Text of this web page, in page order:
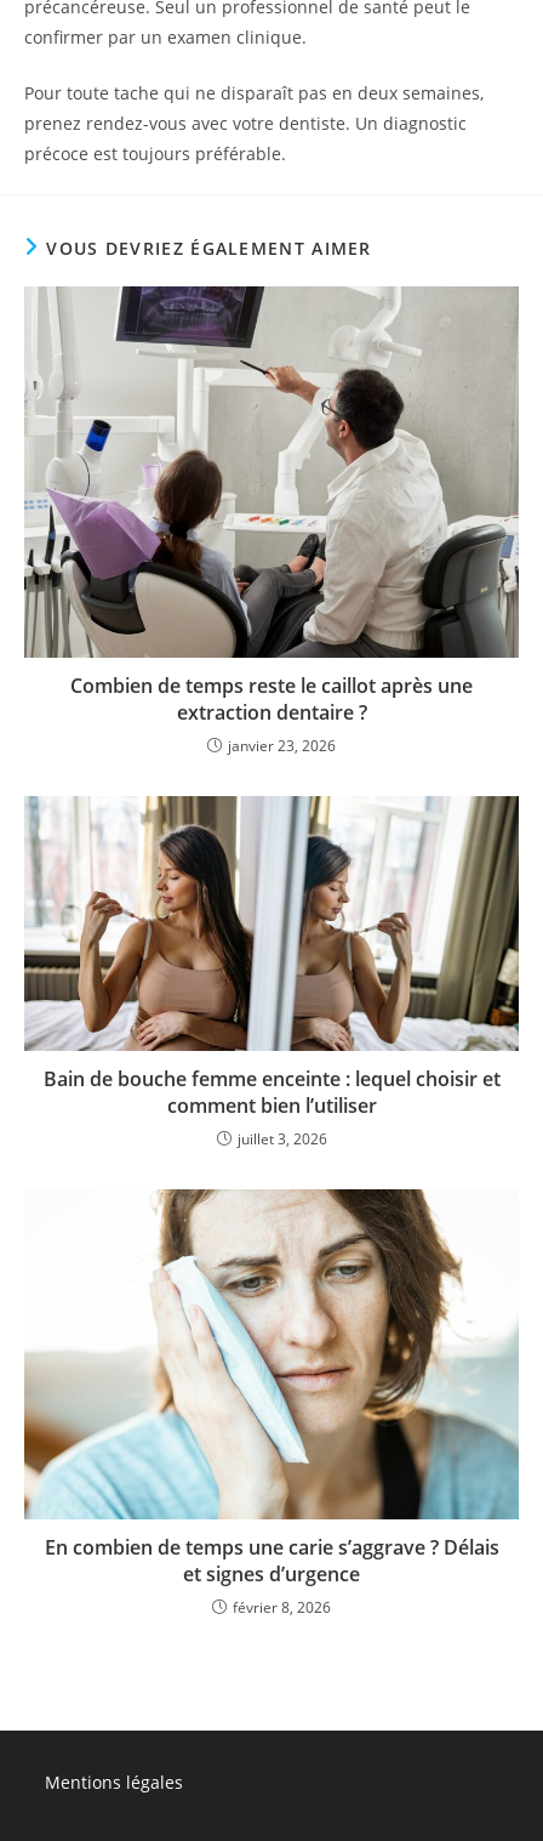
précancéreuse. Seul un professionnel de santé peut le
confirmer par un examen clinique.
Pour toute tache qui ne disparaît pas en deux semaines,
prenez rendez-vous avec votre dentiste. Un diagnostic
précoce est toujours préférable.
VOUS DEVRIEZ ÉGALEMENT AIMER
Combien de temps reste le caillot après une
extraction dentaire ?
janvier 23, 2026
Bain de bouche femme enceinte : lequel choisir et
comment bien l’utiliser
juillet 3, 2026
En combien de temps une carie s’aggrave ? Délais
et signes d’urgence
février 8, 2026
Mentions légales